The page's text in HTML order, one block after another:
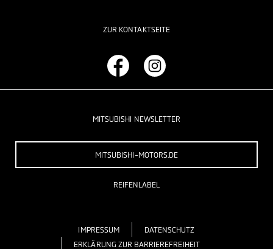
ZUR KONTAKTSEITE
MITSUBISHI NEWSLETTER
MITSUBISHI-MOTORS.DE
REIFENLABEL
IMPRESSUM
DATENSCHUTZ
ERKLÄRUNG ZUR BARRIEREFREIHEIT